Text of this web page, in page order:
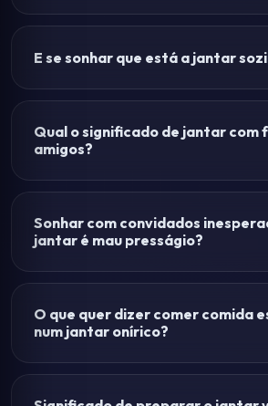
E se sonhar que está a jantar
Qual o significado de jantar com
amigos?
Sonhar com convidados
jantar é mau presságio?
O que quer dizer comer comida
num jantar onírico?